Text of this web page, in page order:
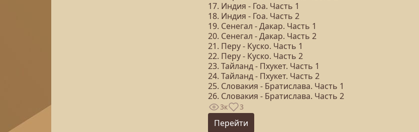
17. Индия - Гоа. Часть 1
18. Индия - Гоа. Часть 2
19. Сенегал - Дакар. Часть 1
20. Сенегал - Дакар. Часть 2
21. Перу - Куско. Часть 1
22. Перу - Куско. Часть 2
23. Тайланд - Пхукет. Часть 1
24. Тайланд - Пхукет. Часть 2
25. Словакия - Братислава. Часть 1
26. Словакия - Братислава. Часть 2
3к 3
Перейти